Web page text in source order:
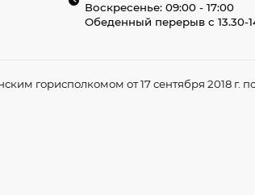
Воскресенье: 09:00 - 17:00
Обеденный перерыв с 13.30-
горисполкомом от 17 сентября 2018 г.